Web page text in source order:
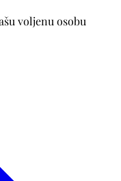
voljenu osobu